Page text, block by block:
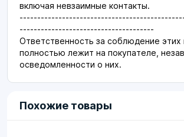
включая невзаимные контакты.
--------------------------------------
Ответственность за соблюдение этих
полностью лежит на покупателе,
осведомленности о них.
Похожие товары